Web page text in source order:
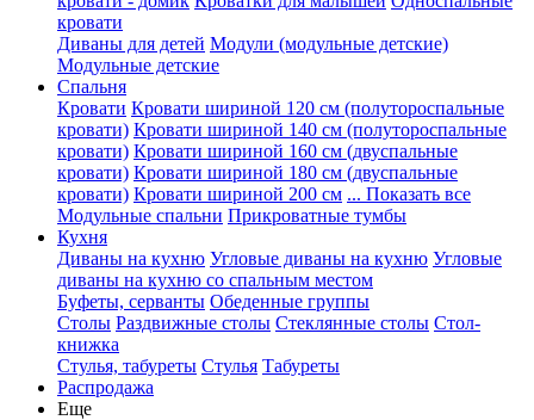
кровати
Диваны для детей Модули (модульные детские)
Модульные детские
Спальня
Кровати Кровати шириной 120 см (полутороспальные
кровати) Кровати шириной 140 см (полутороспальные
кровати) Кровати шириной 160 см (двуспальные
кровати) Кровати шириной 180 см (двуспальные
кровати) Кровати шириной 200 см ... Показать все
Модульные спальни Прикроватные тумбы
Кухня
Диваны на кухню Угловые диваны на кухню Угловые
диваны на кухню со спальным местом
Буфеты, серванты Обеденные группы
Столы Раздвижные столы Стеклянные столы Стол-
книжка
Стулья, табуреты Стулья Табуреты
Распродажа
Еще